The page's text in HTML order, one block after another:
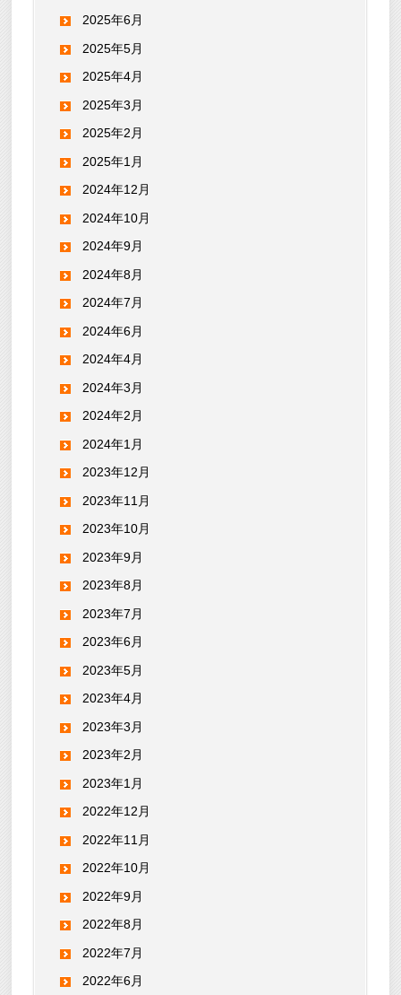
2025年6月
2025年5月
2025年4月
2025年3月
2025年2月
2025年1月
2024年12月
2024年10月
2024年9月
2024年8月
2024年7月
2024年6月
2024年4月
2024年3月
2024年2月
2024年1月
2023年12月
2023年11月
2023年10月
2023年9月
2023年8月
2023年7月
2023年6月
2023年5月
2023年4月
2023年3月
2023年2月
2023年1月
2022年12月
2022年11月
2022年10月
2022年9月
2022年8月
2022年7月
2022年6月